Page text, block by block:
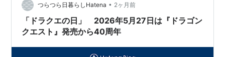
福丸DUAL HEART/MAKOTO2号 表紙上田信舟 表4金田一
蓮十郎 1999/7/27 …
つらつら日暮らしHatena • 2ヶ月前
「ドラクエの日」 2026年5月27日は『ドラゴン
クエスト』発売から40周年